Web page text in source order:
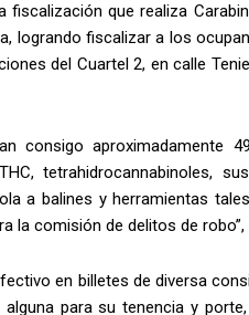
que realiza
logrando fiscalizar a los
del Cuartel 2, en calle
consigo aproximadamente
tetrahidrocannabinoles,
a balines y herramientas
la comisión de delitos de
en billetes de diversa
para su tenencia y